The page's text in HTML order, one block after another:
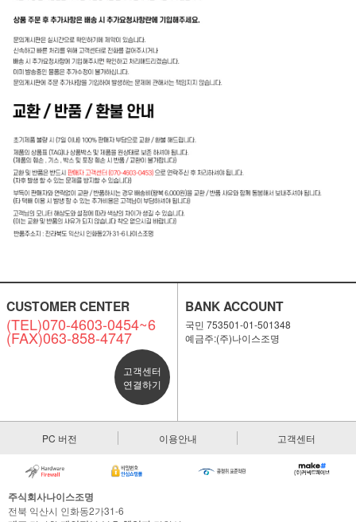
CUSTOMER CENTER
(TEL)070-4603-0454~6
(FAX)063-858-4747
고객센터
연결하기
BANK ACCOUNT
국민 753501-01-501348
예금주:(주)나이스조명
PC 버전 이용안내 고객센터
주식회사나이스조명
전북 익산시 인화동2가31-6